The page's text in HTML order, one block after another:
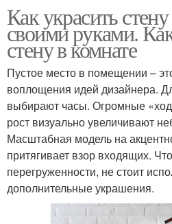
Как украсить
своими руками.
стену в комнате
Пустое место в помещении –
воплощения идей дизайнера.
выбирают часы. Огромные
рост визуально увеличивают
Масштабная модель на
притягивает взор входящих.
перегруженности, не стоит
дополнительные украшения.